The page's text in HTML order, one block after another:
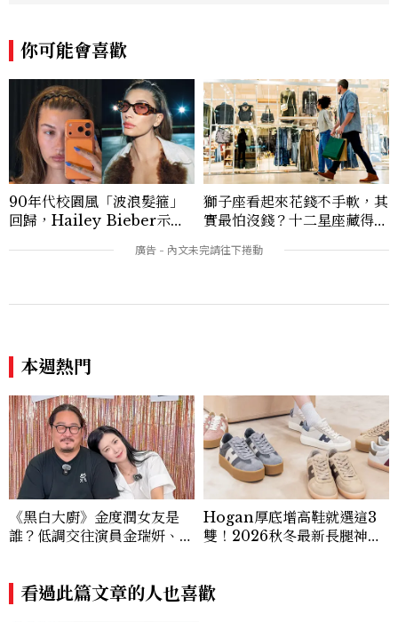
你可能會喜歡
90年代校園風「波浪髮箍」
回歸，Hailey Bieber示範
u髮箍未開賣先爆紅！
獅子座看起來花錢不手軟，其
實最怕沒錢？十二星座藏得最
價半天，最後卻買最貴的
本週熱門
《黑白大廚》金度潤女友是
誰？低調交往演員金瑞妍、曾
Hogan厚底增高鞋就選這3
雙！2026秋冬最新長腿神
看過此篇文章的人也喜歡